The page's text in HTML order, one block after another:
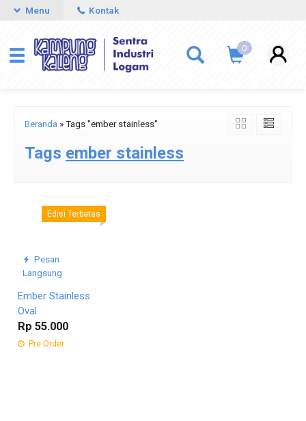
Menu Kontak
0
Beranda »Tags "ember stainless"
Tags ember stainless
Pesan
Langsung
Edisi Terbatas
Ember Stainless
Oval
Rp 55.000
Pre Order